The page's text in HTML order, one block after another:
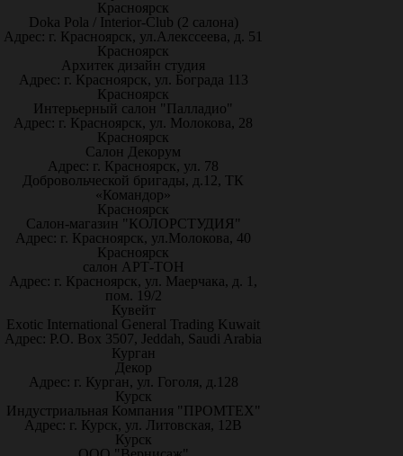
Красноярск
Doka Pola / Interior-Club (2 салона)
Адрес: г. Красноярск, ул.Алекссеева, д. 51
Красноярск
Архитек дизайн студия
Адрес: г. Красноярск, ул. Бограда 113
Красноярск
Интерьерный салон "Палладио"
Адрес: г. Красноярск, ул. Молокова, 28
Красноярск
Салон Декорум
Адрес: г. Красноярск, ул. 78
Добровольческой бригады, д.12, ТК
«Командор»
Красноярск
Салон-магазин "КОЛОРСТУДИЯ"
Адрес: г. Красноярск, ул.Молокова, 40
Красноярск
салон АРТ-ТОН
Адрес: г. Красноярск, ул. Маерчака, д. 1,
пом. 19/2
Кувейт
Exotic International General Trading Kuwait
Адрес: P.O. Box 3507, Jeddah, Saudi Arabia
Курган
Декор
Адрес: г. Курган, ул. Гоголя, д.128
Курск
Индустриальная Компания "ПРОМТЕХ"
Адрес: г. Курск, ул. Литовская, 12В
Курск